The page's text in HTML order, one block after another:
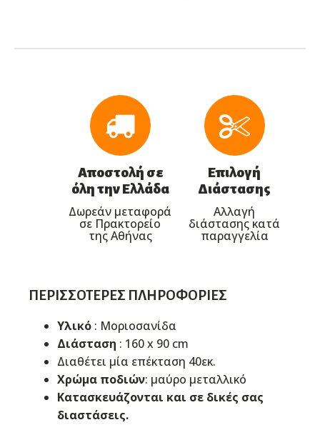
Αποστολή σε
όλη την Ελλάδα
Δωρεάν μεταφορά
σε Πρακτορείο
της Αθήνας
Επιλογή
Διάστασης
Αλλαγή
διάστασης κατά
παραγγελία
ΠΕΡΙΣΣΌΤΕΡΕΣ ΠΛΗΡΟΦΟΡΊΕΣ
Υλικό : Μοριοσανίδα
Διάσταση : 160 x 90 cm
Διαθέτει μία επέκταση 40εκ.
Χρώμα ποδιών: μαύρο μεταλλικό
Κατασκευάζονται και σε δικές σας
διαστάσεις.